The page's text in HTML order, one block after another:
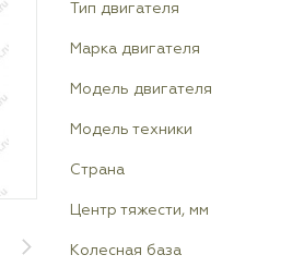
Тип двигателя
Марка двигателя
Модель двигателя
Модель техники
Страна
Центр тяжести, мм
Колесная база